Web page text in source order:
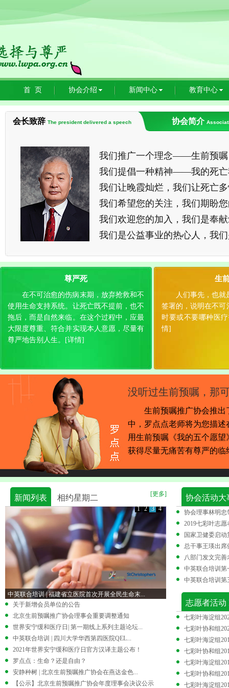
首 页 协会介绍 新闻中心 教育中心
会长致辞 The president delivered a speech 协会简介
我们推广一个理念——生前预
我们提倡一种精神——我的死亡
我们让晚霞灿烂，我们让死亡
我们希望您的关注，我们期盼
我们欢迎您的加入，我们是奉
我们是公益事业的热心人，我
尊严死
在不可治愈的伤病末期，放弃抢救和不
使用生命支持系统。让死亡既不提前，也不
拖后，而是自然来临。在这个过程中，应最
大限度尊重、符合并实现本人意愿，尽量有
尊严地告别人生。
[详情]
生
人们事先，也
签署的，说明在不可
时要或不要哪种医
情]
没听过生前预嘱，那
生前预嘱推广协会推出
中，罗点点老师将为您描
用生前预嘱《我的五个愿
获得尽量无痛苦有尊严的临
新闻列表 相约星期二 [更多]
1 2 3 4
中英联合培训 | 福建省立医院首次开展全民生命末...
关于新增会员单位的公告
北京生前预嘱推广协会理事会重要调整通知
世界安宁缓和医疗日| 第一期线上系列主题论坛...
中英联合培训 | 四川大学华西第四医院QEL...
2021年世界安宁缓和医疗日官方汉译主题公布！
罗点点：生命？还是自由？
安静种树 | 北京生前预嘱推广协会在燕达金色...
【公示】北京生前预嘱推广协会年度理事会决议公示
协会活动大
志愿者活动